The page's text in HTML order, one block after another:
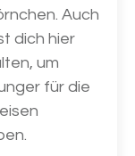
Auch
dich hier
um
für die